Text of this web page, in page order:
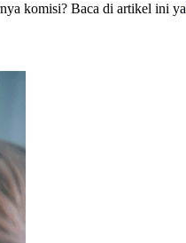
komisi? Baca di artikel ini ya